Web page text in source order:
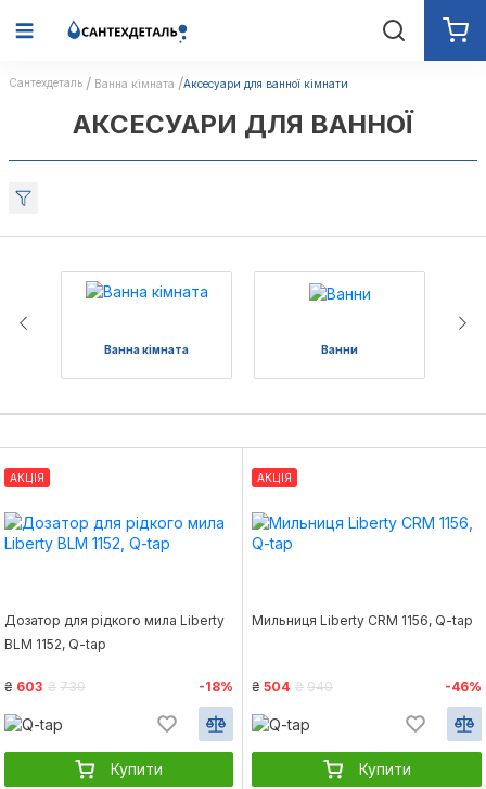
Сантехдеталь Ванна кімната Аксесуари для ванної кімнати
АКСЕСУАРИ ДЛЯ ВАННОЇ
Ванна кімната Ванни
АКЦІЯ
Дозатор для рідкого мила Liberty
BLM 1152, Q-tap
₴ 603 ₴ 739 -18%
Купити
АКЦІЯ
Мильниця Liberty CRM 1156, Q-tap
₴ 504 ₴ 940 -46%
Купити